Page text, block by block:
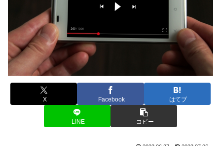
X Facebook はてブ
LINE コピー